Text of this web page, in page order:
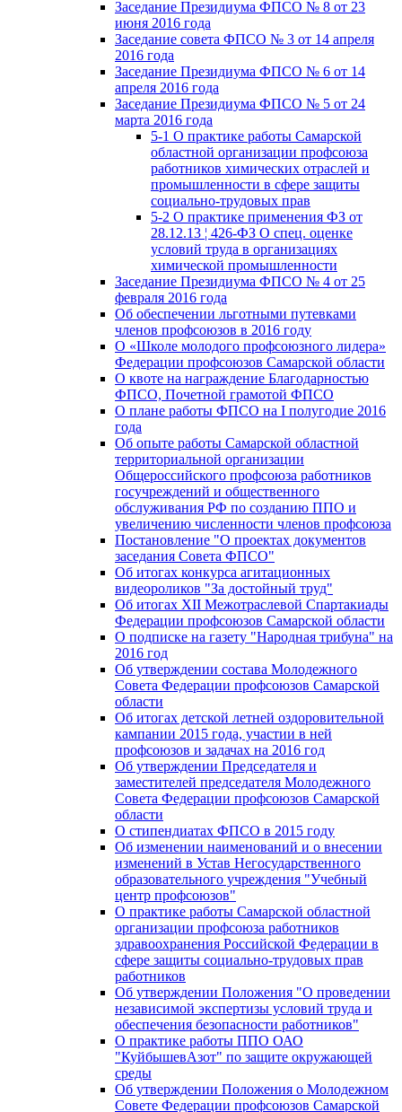
Заседание Президиума ФПСО № 8 от 23
июня 2016 года
Заседание совета ФПСО № 3 от 14 апреля
2016 года
Заседание Президиума ФПСО № 6 от 14
апреля 2016 года
Заседание Президиума ФПСО № 5 от 24
марта 2016 года
5-1 О практике работы Самарской
областной организации профсоюза
работников химических отраслей и
промышленности в сфере защиты
социально-трудовых прав
5-2 О практике применения ФЗ от
28.12.13 ¦ 426-ФЗ О спец. оценке
условий труда в организациях
химической промышленности
Заседание Президиума ФПСО № 4 от 25
февраля 2016 года
Об обеспечении льготными путевками
членов профсоюзов в 2016 году
О «Школе молодого профсоюзного лидера»
Федерации профсоюзов Самарской области
О квоте на награждение Благодарностью
ФПСО, Почетной грамотой ФПСО
О плане работы ФПСО на I полугодие 2016
года
Об опыте работы Самарской областной
территориальной организации
Общероссийского профсоюза работников
госучреждений и общественного
обслуживания РФ по созданию ППО и
увеличению численности членов профсоюза
Постановление "О проектах документов
заседания Совета ФПСО"
Об итогах конкурса агитационных
видеороликов "За достойный труд"
Об итогах XII Межотраслевой Спартакиады
Федерации профсоюзов Самарской области
О подписке на газету "Народная трибуна" на
2016 год
Об утверждении состава Молодежного
Совета Федерации профсоюзов Самарской
области
Об итогах детской летней оздоровительной
кампании 2015 года, участии в ней
профсоюзов и задачах на 2016 год
Об утверждении Председателя и
заместителей председателя Молодежного
Совета Федерации профсоюзов Самарской
области
О стипендиатах ФПСО в 2015 году
Об изменении наименований и о внесении
изменений в Устав Негосударственного
образовательного учреждения "Учебный
центр профсоюзов"
О практике работы Самарской областной
организации профсоюза работников
здравоохранения Российской Федерации в
сфере защиты социально-трудовых прав
работников
Об утверждении Положения "О проведении
независимой экспертизы условий труда и
обеспечения безопасности работников"
О практике работы ППО ОАО
"КуйбышевАзот" по защите окружающей
среды
Об утверждении Положения о Молодежном
Совете Федерации профсоюзов Самарской